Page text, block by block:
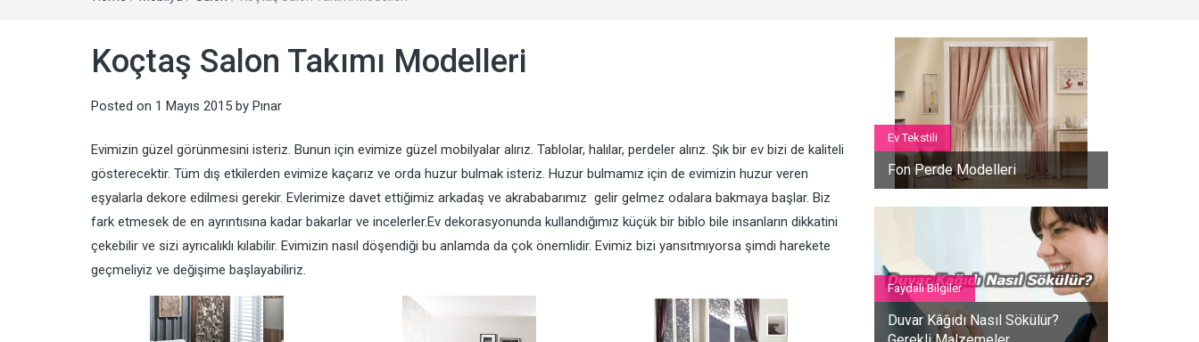
Koçtaş Salon Takımı Modelleri
Posted on 1 Mayıs 2015 by Pınar
Evimizin güzel görünmesini isteriz. Bunun için evimize güzel mobilyalar alırız. Tablolar, halılar, perdeler alırız. Şık bir ev bizi de kaliteli
gösterecektir. Tüm dış etkilerden evimize kaçarız ve orda huzur bulmak isteriz. Huzur bulmamız için de evimizin huzur veren
eşyalarla dekore edilmesi gerekir. Evlerimize davet ettiğimiz arkadaş ve akrababarımız gelir gelmez odalara bakmaya başlar. Biz
fark etmesek de en ayrıntısına kadar bakarlar ve incelerler.Ev dekorasyonunda kullandığımız küçük bir biblo bile insanların dikkatini
çekebilir ve sizi ayrıcalıklı kılabilir. Evimizin nasıl döşendiği bu anlamda da çok önemlidir. Evimiz bizi yansıtmıyorsa şimdi harekete
geçmeliyiz ve değişime başlayabiliriz.
Ev Tekstili
Fon Perde Modelleri
Faydalı Bilgiler
Duvar Kâğıdı Nasıl Sökülür?